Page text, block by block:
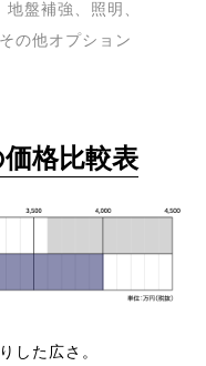
盤補強、照明、
の他オプション
格比較表
した広さ。